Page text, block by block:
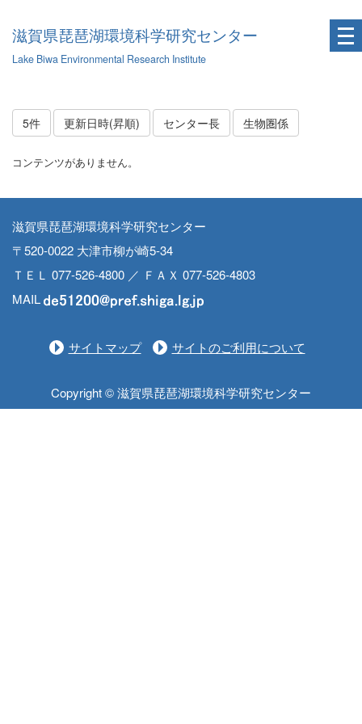
滋賀県琵琶湖環境科学研究センター
Lake Biwa Environmental Research Institute
5件 更新日時(昇順) センター長 生物圏係
コンテンツがありません。
滋賀県琵琶湖環境科学研究センター
〒520-0022 大津市柳が崎5-34
ＴＥＬ 077-526-4800 ／ ＦＡＸ 077-526-4803
MAIL
サイトマップ サイトのご利用について
Copyright © 滋賀県琵琶湖環境科学研究センター